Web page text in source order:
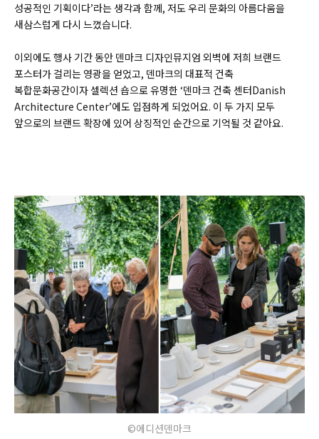
성공적인 기획이다’라는 생각과 함께, 저도 우리 문화의 아름다움을
새삼스럽게 다시 느꼈습니다.
이외에도 행사 기간 동안 덴마크 디자인뮤지엄 외벽에 저희 브랜드
포스터가 걸리는 영광을 얻었고, 덴마크의 대표적 건축
복합문화공간이자 셀렉션 숍으로 유명한 ‘덴마크 건축 센터Danish
Architecture Center’에도 입점하게 되었어요. 이 두 가지 모두
앞으로의 브랜드 확장에 있어 상징적인 순간으로 기억될 것 같아요.
©에디션덴마크